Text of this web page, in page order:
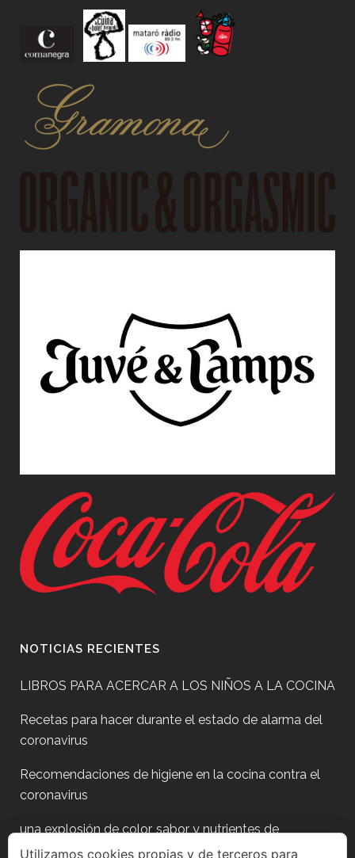
NOTICIAS RECIENTES
LIBROS PARA ACERCAR A LOS NIÑOS A LA COCINA
Recetas para hacer durante el estado de alarma del
coronavirus
Recomendaciones de higiene en la cocina contra el
coronavirus
una explosión de color, sabor y nutrientes de
temporada
Utilizamos cookies propias y de terceros para